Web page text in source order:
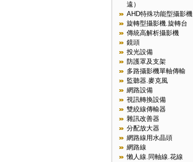
遠）
AHD特殊功能型攝影機
旋轉型攝影機.旋轉台
傳統高解析攝影機
鏡頭
投光設備
防護罩及支架
多路攝影機單軸傳輸
監聽器.麥克風
網路設備
視訊轉換設備
雙絞線傳輸器
雜訊改善器
分配放大器
網路線用水晶頭
網路線
懶人線.同軸線.花線